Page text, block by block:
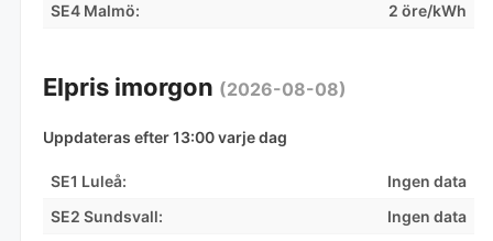
SE4 Malmö:
2 öre/kWh
Elpris imorgon (2026-08-08)
Uppdateras efter 13:00 varje dag
SE1 Luleå:
Ingen data
SE2 Sundsvall:
Ingen data